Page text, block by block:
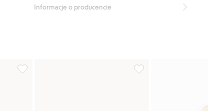
Informacje o producencie